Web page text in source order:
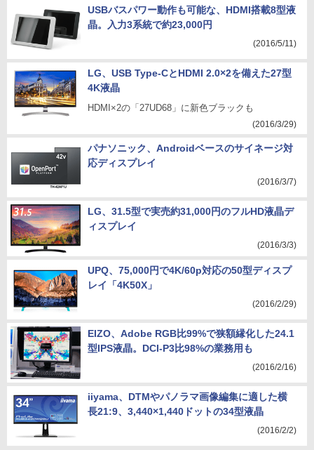
USBバスパワー動作も可能な、HDMI搭載8型液
晶。入力3系統で約23,000円
(2016/5/11)
LG、USB Type-CとHDMI 2.0×2を備えた27型
4K液晶
HDMI×2の「27UD68」に新色ブラックも
(2016/3/29)
パナソニック、Androidベースのサイネージ対
応ディスプレイ
(2016/3/7)
LG、31.5型で実売約31,000円のフルHD液晶デ
ィスプレイ
(2016/3/3)
UPQ、75,000円で4K/60p対応の50型ディスプ
レイ「4K50X」
(2016/2/29)
EIZO、Adobe RGB比99%で狭額縁化した24.1
型IPS液晶。DCI-P3比98%の業務用も
(2016/2/16)
iiyama、DTMやパノラマ画像編集に適した横
長21:9、3,440×1,440ドットの34型液晶
(2016/2/2)